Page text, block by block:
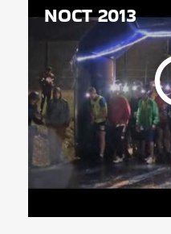
NOCT 2013